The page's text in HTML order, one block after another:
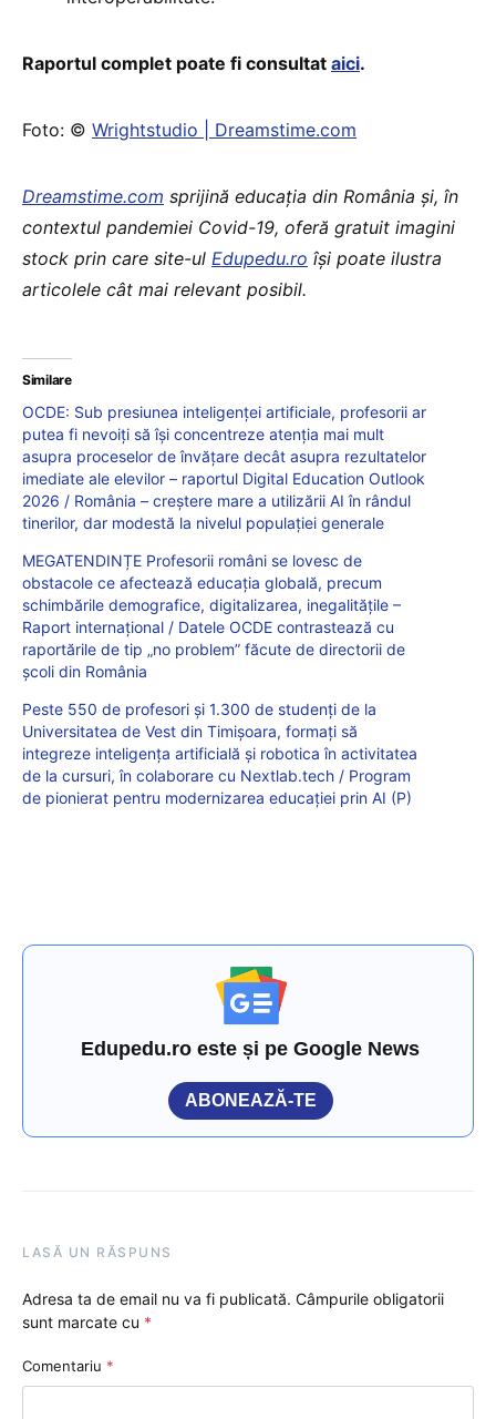
Raportul complet poate fi consultat aici.
Foto: © Wrightstudio | Dreamstime.com
Dreamstime.com sprijină educaţia din România şi, în
contextul pandemiei Covid-19, oferă gratuit imagini
stock prin care site-ul Edupedu.ro îşi poate ilustra
articolele cât mai relevant posibil.
Similare
OCDE: Sub presiunea inteligenței artificiale, profesorii ar
putea fi nevoiți să își concentreze atenția mai mult
asupra proceselor de învățare decât asupra rezultatelor
imediate ale elevilor – raportul Digital Education Outlook
2026 / România – creștere mare a utilizării AI în rândul
tinerilor, dar modestă la nivelul populației generale
MEGATENDINȚE Profesorii români se lovesc de
obstacole ce afectează educația globală, precum
schimbările demografice, digitalizarea, inegalitățile –
Raport internațional / Datele OCDE contrastează cu
raportările de tip „no problem” făcute de directorii de
școli din România
Peste 550 de profesori și 1.300 de studenți de la
Universitatea de Vest din Timișoara, formați să
integreze inteligența artificială și robotica în activitatea
de la cursuri, în colaborare cu Nextlab.tech / Program
de pionierat pentru modernizarea educației prin AI (P)
Edupedu.ro este și pe Google News
ABONEAZĂ-TE
LASĂ UN RĂSPUNS
Adresa ta de email nu va fi publicată. Câmpurile obligatorii
sunt marcate cu *
Comentariu *